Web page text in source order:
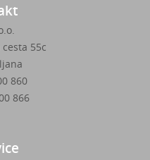
cesta 55c
860
866